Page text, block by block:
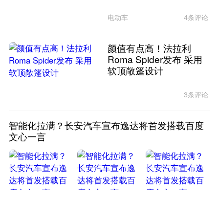
电动车 4条评论
颜值有点高！法拉利
Roma Spider发布 采用
软顶敞篷设计
3条评论
智能化拉满？长安汽车宣布逸达将首发搭载百度
文心一言